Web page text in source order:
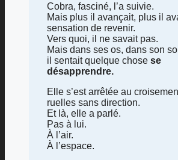
Cobra, fasciné, l’a suivie.
Mais plus il avançait, plus il
sensation de revenir.
Vers quoi, il ne savait pas.
Mais dans ses os, dans son
il sentait quelque chose se
désapprendre.
Elle s’est arrêtée au
ruelles sans direction.
Et là, elle a parlé.
Pas à lui.
À l’air.
À l’espace.